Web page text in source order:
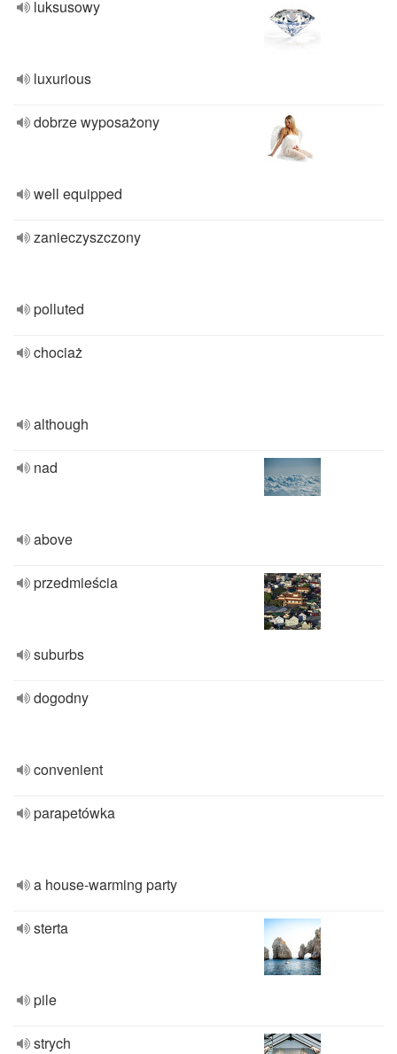
luksusowy
luxurious
dobrze wyposażony
well equipped
zanieczyszczony
polluted
chociaż
although
nad
above
przedmieścia
suburbs
dogodny
convenient
parapetówka
a house-warming party
sterta
pile
strych